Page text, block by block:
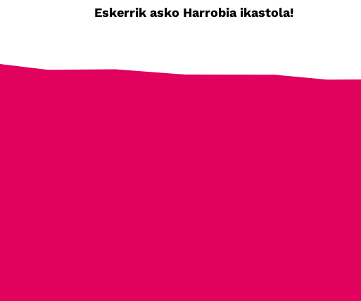
Eskerrik asko Harrobia ikastola!